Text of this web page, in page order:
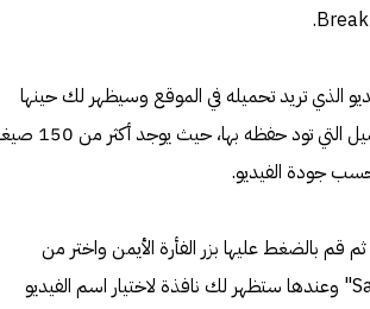
الذي تريد تحميله في الموقع وسيظهر لك حينها
الكثير من صيغ التحميل التي تود حفظه بها، حيث
حسب جودة الفيديو.
قم بالضغط عليها بزر الفأرة الأيمن واختر من
القائمة "Save link as" وعندها ستظهر لك نافذة لاختيار اسم الفيديو